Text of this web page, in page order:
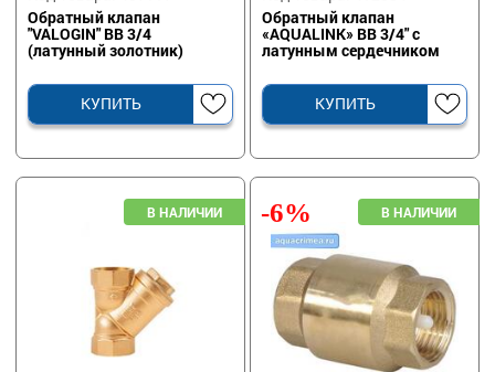
Обратный клапан
"VALOGIN" ВВ 3/4
(латунный золотник)
КУПИТЬ
Обратный клапан
«AQUALINK» ВВ 3/4" с
латунным сердечником
КУПИТЬ
-6%